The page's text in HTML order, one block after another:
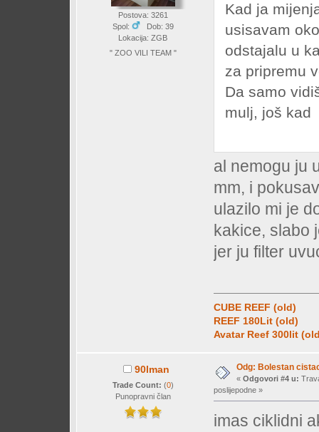
Postova: 3261
Spol:
Dob: 39
Lokacija: ZGB
" ZOO VILI TEAM "
Kad ja
usisavam
odstajalu u
za pripremu
Da samo
mulj, još
al nemogu ju
mm, i
ulazilo mi je
kakice, slabo
jer ju filter
CUBE REEF (old)
REEF 180Lit (old)
Avatar Reef 300lit
90lman
Trade Count: (0)
Punopravni član
Odg: Bolestan
« Odgovori #4 u:
poslijepodne »
imas ciklidni